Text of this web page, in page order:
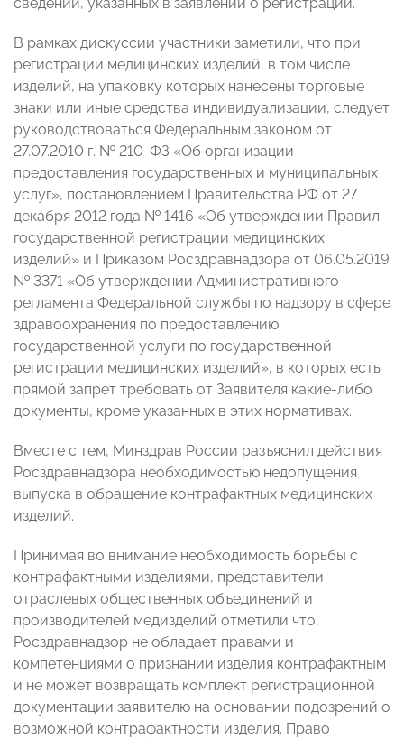
В рамках дискуссии участники заметили, что при
регистрации медицинских изделий, в том числе
изделий, на упаковку которых нанесены торговые
знаки или иные средства индивидуализации, следует
руководствоваться Федеральным законом от
27.07.2010 г. № 210-ФЗ «Об организации
предоставления государственных и муниципальных
услуг», постановлением Правительства РФ от 27
декабря 2012 года № 1416 «Об утверждении Правил
государственной регистрации медицинских
изделий» и Приказом Росздравнадзора от 06.05.2019
№ 3371 «Об утверждении Административного
регламента Федеральной службы по надзору в сфере
здравоохранения по предоставлению
государственной услуги по государственной
регистрации медицинских изделий», в которых есть
прямой запрет требовать от Заявителя какие-либо
документы, кроме указанных в этих нормативах.
Вместе с тем, Минздрав России разъяснил действия
Росздравнадзора необходимостью недопущения
выпуска в обращение контрафактных медицинских
изделий.
Принимая во внимание необходимость борьбы с
контрафактными изделиями, представители
отраслевых общественных объединений и
производителей медизделий отметили что,
Росздравнадзор не обладает правами и
компетенциями о признании изделия контрафактным
и не может возвращать комплект регистрационной
документации заявителю на основании подозрений о
возможной контрафактности изделия. Право